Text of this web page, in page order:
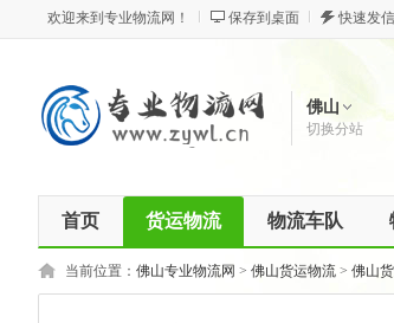
欢迎来到专业物流网！ 保存到桌面 快速发
佛山
切换分站
首页 货运物流 物流车队
当前位置： 佛山专业物流网 > 佛山货运物流 > 佛山